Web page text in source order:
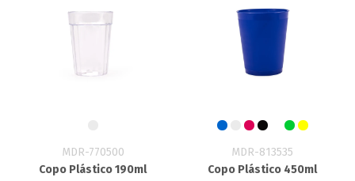
MDR-770500
Copo Plástico 190ml
MDR-813535
Copo Plástico 450ml